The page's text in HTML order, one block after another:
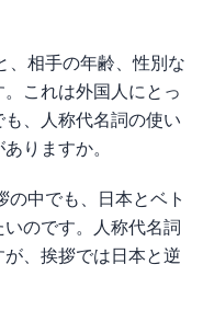
、相手の年齢、性別な
これは外国人にとっ
、人称代名詞の使い
りますか。
中でも、日本とベト
のです。人称代名詞
、挨拶では日本と逆